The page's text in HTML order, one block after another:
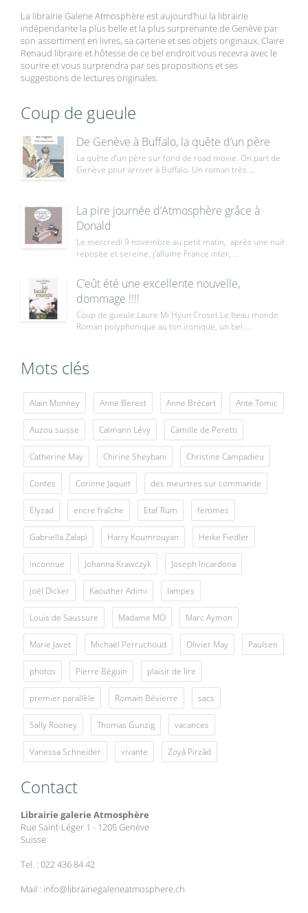
La librairie Galerie Atmosphère est aujourd’hui la librairie
indépendante la plus belle et la plus surprenante de Genève par
son assortiment en livres, sa carterie et ses objets originaux. Claire
Renaud libraire et hôtesse de ce bel endroit vous recevra avec le
sourire et vous surprendra par ses propositions et ses
suggestions de lectures originales.
Coup de gueule
De Genève à Buffalo, la quête d’un père
La quête d’un père sur fond de road movie. On part de
Genève pour arriver à Buffalo. Un roman très ...
La pire journée d’Atmosphère grâce à
Donald
Le mercredi 9 novembre au petit matin, après une nuit
reposée et sereine, j’allume France inter, ...
C’eût été une excellente nouvelle,
dommage !!!!
Coup de gueule Laure Mi Hyun Croset Le beau monde
Roman polyphonique au ton ironique, un bel ...
Mots clés
Alain Monney Anne Berest Anne Brécart Ante Tomic
Auzou suisse Calmann Lévy Camille de Peretti
Catherine May Chirine Sheybani Christine Campadieu
Contes Corinne Jaquet des meurtres sur commande
Elyzad encre fraîche Etaf Rum femmes
Gabriella Zalapì Harry Koumrouyan Heike Fiedler
inconnue Johanna Krawczyk Joseph Incardona
Joël Dicker Kaouther Adimi lampes
Louis de Saussure Madame MO Marc Aymon
Marie Javet Michaël Perruchoud Olivier May Paulsen
photos Pierre Béguin plaisir de lire
premier parallèle Romain Bévierre sacs
Sally Rooney Thomas Gunzig vacances
Vanessa Schneider vivante Zoyâ Pirzâd
Contact
Librairie galerie Atmosphère
Rue Saint-Léger 1 - 1205 Genève
Suisse
Tel. : 022 436 84 42
Mail : info@librairiegalerieatmosphere.ch